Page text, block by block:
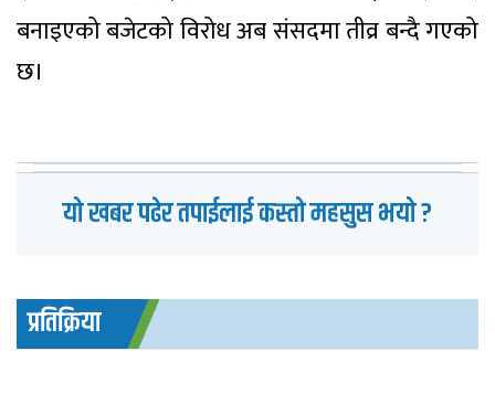
बनाइएको बजेटको विरोध अब संसदमा तीव्र बन्दै गएको
छ।
यो खबर पढेर तपाईलाई कस्तो महसुस भयो ?
प्रतिक्रिया